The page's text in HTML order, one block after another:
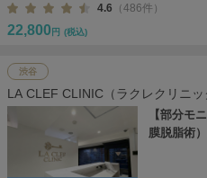
4.6 （486件）
22,800 円 (税込)
渋谷
LA CLEF CLINIC（ラクレクリニッ
【部分モ
膜脱脂術